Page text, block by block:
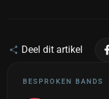
Deel dit artikel
BESPROKEN BANDS